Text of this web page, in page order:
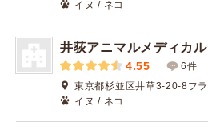
イヌ / ネコ
井荻アニマルメディカ
4.55
6件
東京都杉並区井草3-20-8フ
イヌ / ネコ